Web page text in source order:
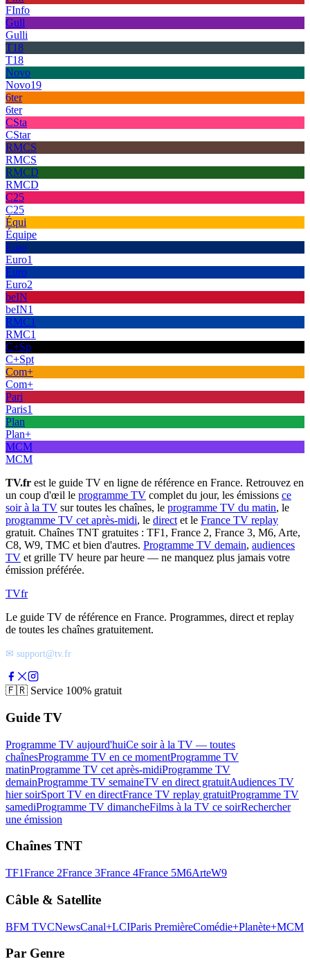
FInfo
Gull
Gulli
T18
T18
Novo
Novo19
6ter
6ter
CSta
CStar
RMCS
RMCS
RMCD
RMCD
C25
C25
Équi
Équipe
Euro
Euro1
Euro
Euro2
beIN
beIN1
RMC1
RMC1
C+Sp
C+Spt
Com+
Com+
Pari
Paris1
Plan
Plan+
MCM
MCM
TV.fr est le guide TV en ligne de référence en France. Retrouvez en
un coup d'œil le programme TV complet du jour, les émissions ce
soir à la TV sur toutes les chaînes, le programme TV du matin, le
programme TV cet après-midi, le direct et le France TV replay
gratuit. Chaînes TNT gratuites : TF1, France 2, France 3, M6, Arte,
C8, W9, TMC et bien d'autres. Programme TV demain, audiences
TV et grille TV heure par heure — ne manquez plus jamais votre
émission préférée.
TVfr
Le guide TV de référence en France. Programmes, direct et replay
de toutes les chaînes gratuitement.
✉ support@tv.fr
🇫🇷 Service 100% gratuit
Guide TV
Programme TV aujourd'huiCe soir à la TV — toutes
chaînesProgramme TV en ce momentProgramme TV
matinProgramme TV cet après-midiProgramme TV
demainProgramme TV semaineTV en direct gratuitAudiences TV
hier soirSport TV en directFrance TV replay gratuitProgramme TV
samediProgramme TV dimancheFilms à la TV ce soirRechercher
une émission
Chaînes TNT
TF1France 2France 3France 4France 5M6ArteW9
Câble & Satellite
BFM TVCNewsCanal+LCIParis PremièreComédie+Planète+MCM
Par Genre